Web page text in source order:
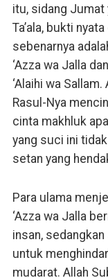
itu, sidang Jumat
Ta’ala, bukti
sebenarnya
‘Azza wa Jalla
‘Alaihi wa Sallam.
Rasul-Nya
cinta makhluk
yang suci ini
setan yang
Para ulama
‘Azza wa Jalla
insan,
untuk
mudarat. Allah